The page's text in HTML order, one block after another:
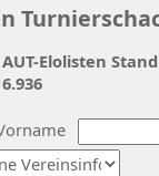
AUT-Elolisten
6.936